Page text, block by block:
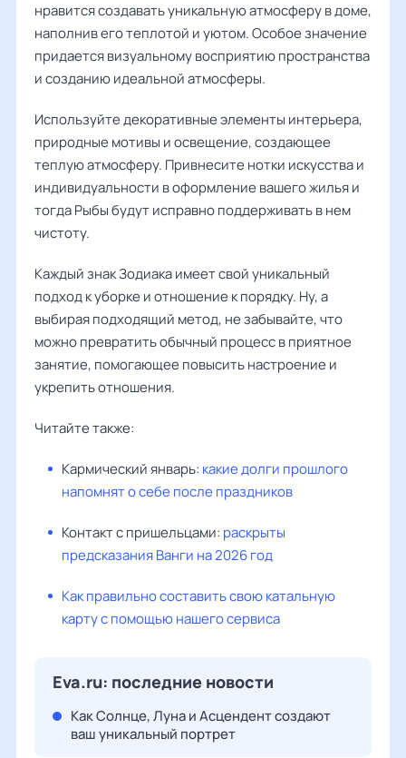
нравится создавать уникальную атмосферу в доме,
наполнив его теплотой и уютом. Особое значение
придается визуальному восприятию пространства
и созданию идеальной атмосферы.
Используйте декоративные элементы интерьера,
природные мотивы и освещение, создающее
теплую атмосферу. Привнесите нотки искусства и
индивидуальности в оформление вашего жилья и
тогда Рыбы будут исправно поддерживать в нем
чистоту.
Каждый знак Зодиака имеет свой уникальный
подход к уборке и отношение к порядку. Ну, а
выбирая подходящий метод, не забывайте, что
можно превратить обычный процесс в приятное
занятие, помогающее повысить настроение и
укрепить отношения.
Читайте также:
Кармический январь: какие долги прошлого
напомнят о себе после праздников
Контакт с пришельцами: раскрыты
предсказания Ванги на 2026 год
Как правильно составить свою катальную
карту с помощью нашего сервиса
Eva.ru: последние новости
Как Солнце, Луна и Асцендент создают
ваш уникальный портрет